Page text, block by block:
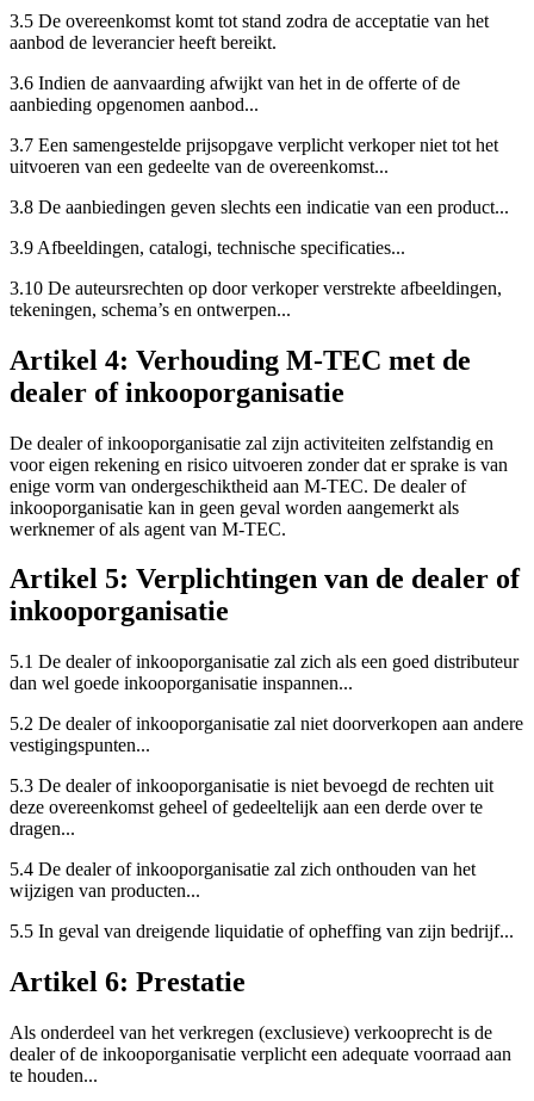
3.5 De overeenkomst komt tot stand zodra de acceptatie van het
aanbod de leverancier heeft bereikt.
3.6 Indien de aanvaarding afwijkt van het in de offerte of de
aanbieding opgenomen aanbod...
3.7 Een samengestelde prijsopgave verplicht verkoper niet tot het
uitvoeren van een gedeelte van de overeenkomst...
3.8 De aanbiedingen geven slechts een indicatie van een product...
3.9 Afbeeldingen, catalogi, technische specificaties...
3.10 De auteursrechten op door verkoper verstrekte afbeeldingen,
tekeningen, schema’s en ontwerpen...
Artikel 4: Verhouding M-TEC met de
dealer of inkooporganisatie
De dealer of inkooporganisatie zal zijn activiteiten zelfstandig en
voor eigen rekening en risico uitvoeren zonder dat er sprake is van
enige vorm van ondergeschiktheid aan M-TEC. De dealer of
inkooporganisatie kan in geen geval worden aangemerkt als
werknemer of als agent van M-TEC.
Artikel 5: Verplichtingen van de dealer of
inkooporganisatie
5.1 De dealer of inkooporganisatie zal zich als een goed distributeur
dan wel goede inkooporganisatie inspannen...
5.2 De dealer of inkooporganisatie zal niet doorverkopen aan andere
vestigingspunten...
5.3 De dealer of inkooporganisatie is niet bevoegd de rechten uit
deze overeenkomst geheel of gedeeltelijk aan een derde over te
dragen...
5.4 De dealer of inkooporganisatie zal zich onthouden van het
wijzigen van producten...
5.5 In geval van dreigende liquidatie of opheffing van zijn bedrijf...
Artikel 6: Prestatie
Als onderdeel van het verkregen (exclusieve) verkooprecht is de
dealer of de inkooporganisatie verplicht een adequate voorraad aan
te houden...